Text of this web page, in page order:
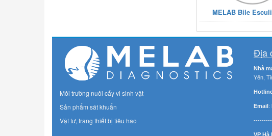
MELAB Bile
Môi trường nuôi cấy vi sinh vật
Sản phẩm sát khuẩn
Vật tư, trang thiết bị tiêu hao
Địa
Nhà
Yên,
Email:
VP Hà